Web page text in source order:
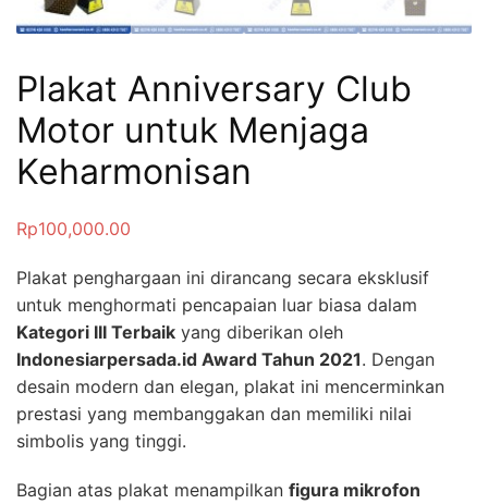
Plakat Anniversary Club
Motor untuk Menjaga
Keharmonisan
Rp100,000.00
Plakat penghargaan ini dirancang secara eksklusif
untuk menghormati pencapaian luar biasa dalam
Kategori III Terbaik yang diberikan oleh
Indonesiarpersada.id Award Tahun 2021. Dengan
desain modern dan elegan, plakat ini mencerminkan
prestasi yang membanggakan dan memiliki nilai
simbolis yang tinggi.
Bagian atas plakat menampilkan figura mikrofon